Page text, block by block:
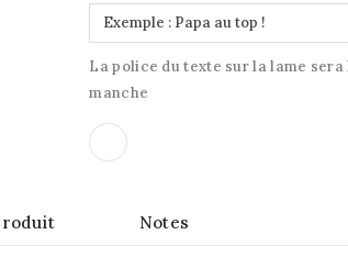
La police du texte sur la lame
manche
Notes